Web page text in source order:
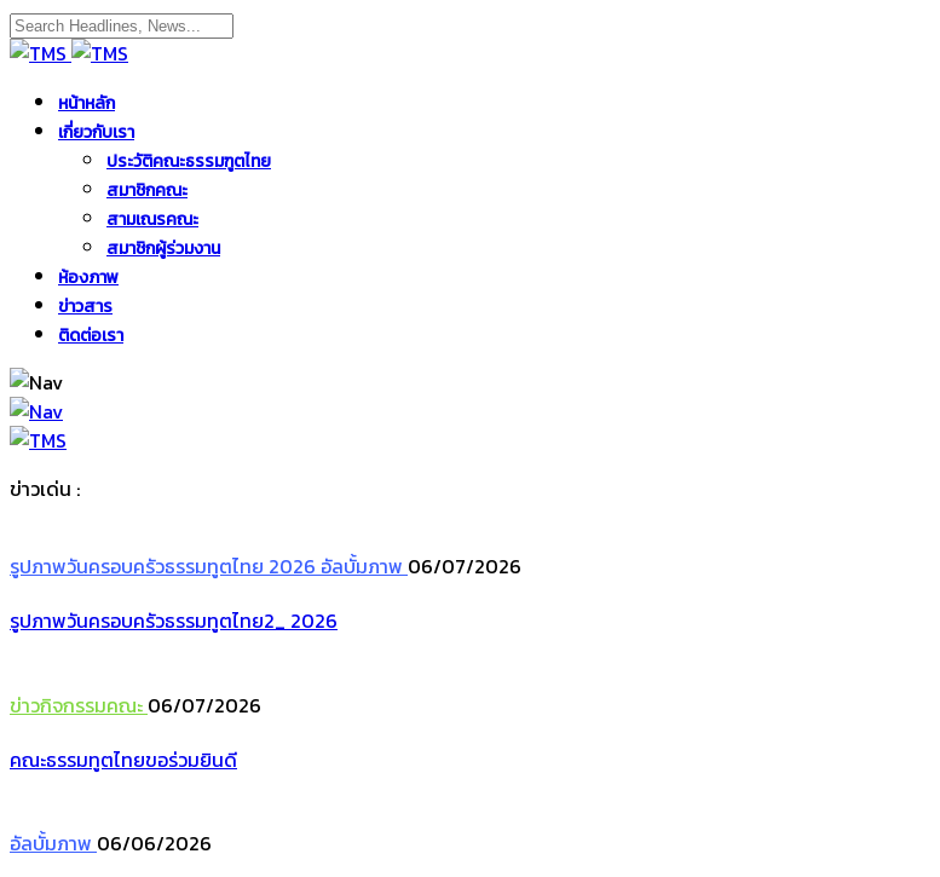
หน้าหลัก
เกี่ยวกับเรา
ประวัติคณะธรรมฑูตไทย
สมาชิกคณะ
สามเณรคณะ
สมาชิกผู้ร่วมงาน
ห้องภาพ
ข่าวสาร
ติดต่อเรา
ข่าวเด่น :
รูปภาพวันครอบครัวธรรมทูตไทย 2026 อัลบั้มภาพ 06/07/2026
รูปภาพวันครอบครัวธรรมทูตไทย2_ 2026
ข่าวกิจกรรมคณะ 06/07/2026
คณะธรรมทูตไทยขอร่วมยินดี
อัลบั้มภาพ 06/06/2026